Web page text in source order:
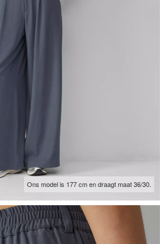
Ons model is 177 cm en draagt maat 36/30.